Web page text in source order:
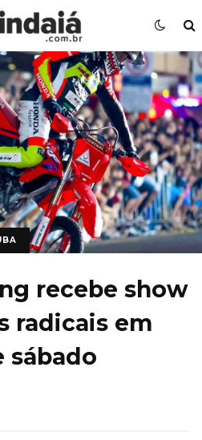
recebe show
radicais em
sábado